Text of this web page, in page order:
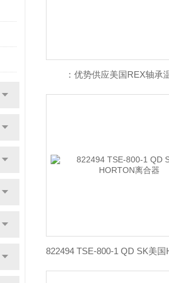
：优势供应美国REX轴承